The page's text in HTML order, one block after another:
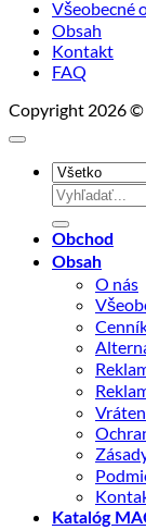
Všeobecné
Obsah
Kontakt
FAQ
Copyright 2026 ©
Hľadať:
Obchod
Obsah
O nás
Katalóg